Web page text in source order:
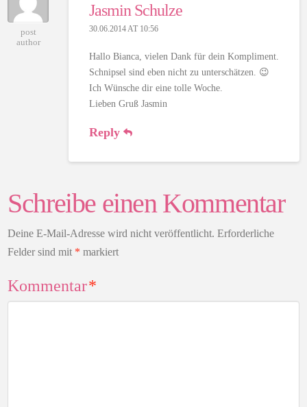
post
author
Jasmin Schulze
30.06.2014 AT 10:56
Hallo Bianca, vielen Dank für dein Kompliment.
Schnipsel sind eben nicht zu unterschätzen. 😉
Ich Wünsche dir eine tolle Woche.
Lieben Gruß Jasmin
Reply
Schreibe einen Kommentar
Deine E-Mail-Adresse wird nicht veröffentlicht. Erforderliche
Felder sind mit * markiert
Kommentar*